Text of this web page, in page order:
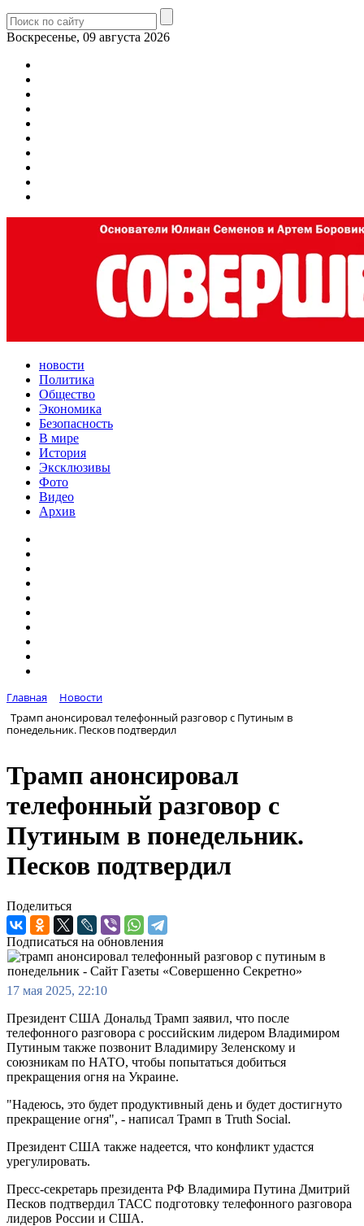
Воскресенье, 09 августа 2026
новости
Политика
Общество
Экономика
Безопасность
В мире
История
Эксклюзивы
Фото
Видео
Архив
Главная
Новости
Трамп анонсировал телефонный разговор с Путиным в
понедельник. Песков подтвердил
Трамп анонсировал
телефонный разговор с
Путиным в понедельник.
Песков подтвердил
Поделиться
Подписаться на обновления
17 мая 2025, 22:10
Президент США Дональд Трамп заявил, что после
телефонного разговора с российским лидером Владимиром
Путиным также позвонит Владимиру Зеленскому и
союзникам по НАТО, чтобы попытаться добиться
прекращения огня на Украине.
"Надеюсь, это будет продуктивный день и будет достигнуто
прекращение огня", - написал Трамп в Truth Social.
Президент США также надеется, что конфликт удастся
урегулировать.
Пресс-секретарь президента РФ Владимира Путина Дмитрий
Песков подтвердил ТАСС подготовку телефонного разговора
лидеров России и США.